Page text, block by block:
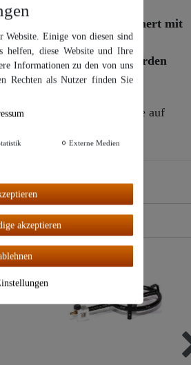
Kupfer blank gehämmert mit
beim Zoll abgegeben werden
Jahre volle Händlergarantie auf
Top-Artikel
Website. Einige von diesen sind
helfen, diese Website und Ihre
Informationen zu den von uns
unserem
n
Website. Einige von diesen sind
helfen, diese Website und Ihre
Informationen zu den von uns
Rechten als Nutzer finden Sie
Externe Medien
akzeptieren